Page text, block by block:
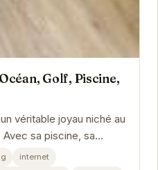
Golf, Piscine,
véritable joyau niché au
sa piscine, sa
golf, et son...
internet